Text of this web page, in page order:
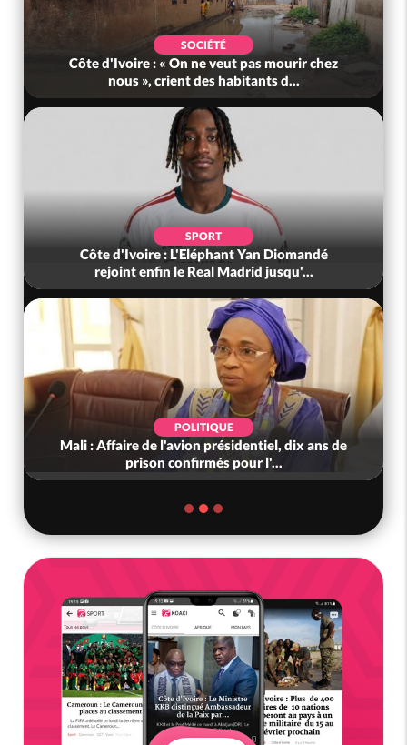
SOCIÉTÉ
Côte d'Ivoire : « On ne veut pas mourir chez
nous », crient des habitants d...
SPORT
Côte d'Ivoire : L'Eléphant Yan Diomandé
rejoint enfin le Real Madrid jusqu'...
POLITIQUE
Mali : Affaire de l'avion présidentiel, dix ans de
prison confirmés pour l'...